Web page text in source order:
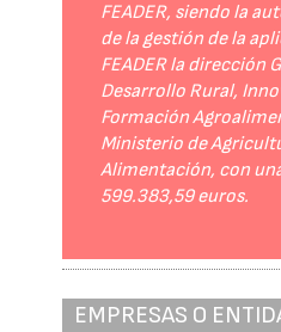
FEADER, siendo la
de la gestión de la
FEADER la dirección
Desarrollo Rural,
Formación
Ministerio de
Alimentación, con
599.383,59 euros.
EMPRESAS O